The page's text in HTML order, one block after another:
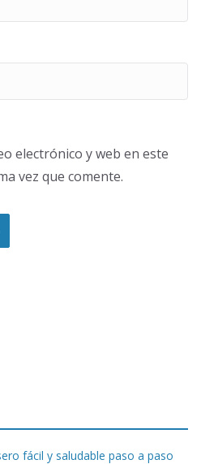
electrónico y web en este
vez que comente.
fácil y saludable paso a paso